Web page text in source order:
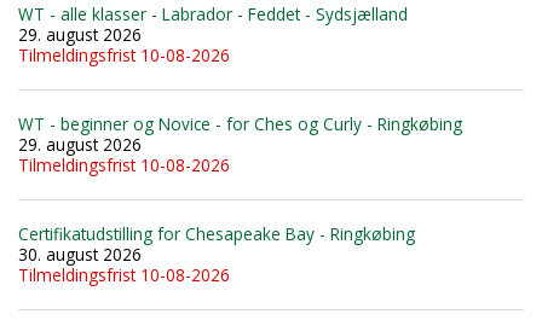
WT - alle klasser - Labrador - Feddet - Sydsjælland
29. august 2026
Tilmeldingsfrist 10-08-2026
WT - beginner og Novice - for Ches og Curly - Ringkøbing
29. august 2026
Tilmeldingsfrist 10-08-2026
Certifikatudstilling for Chesapeake Bay - Ringkøbing
30. august 2026
Tilmeldingsfrist 10-08-2026